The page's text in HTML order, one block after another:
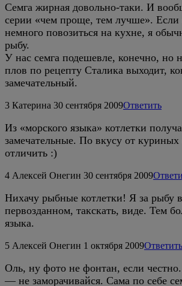
Семга жирная довольно-таки. И
серии «чем проще, тем лучше». Если
немного повозиться на кухне, я
рыбу.
У нас семга подешевле, конечно, но
плов по рецепту Сталика выходит,
замечательный.
3 Катерина 30 сентября 2009Ответить
Из «морского языка» котлетки
замечательные. По вкусу от
отличить :)
4 Алексей Онегин 30 сентября 2009
Нихачу рыбные котлетки! Я за рыбу
первозданном, такскать, виде. Тем
языка.
5 Алексей Онегин 1 октября 2009Ответить
Оль, ну фото не фонтан, если
— не заморачивайся. Сама по себе